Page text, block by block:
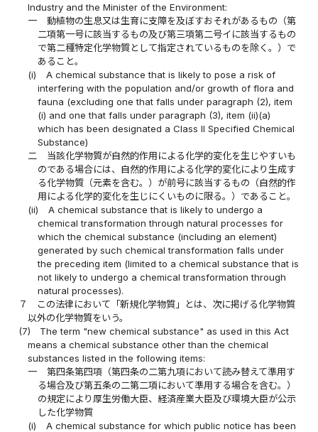
Industry and the Minister of the Environment:
一
動植物の生息又は生育に支障を及ぼすおそれがあるもの（第
二項第一号に該当するもの及び第三項第二号イに該当するもの
で第二種特定化学物質として指定されているものを除く。）で
あること。
(i)
A chemical substance that is likely to pose a risk of
interfering with the population and/or growth of flora and
fauna (excluding one that falls under paragraph (2), item
(i) and one that falls under paragraph (3), item (ii)(a)
which has been designated a Class II Specified Chemical
Substance)
二
当該化学物質が自然的作用による化学的変化を生じやすいも
のである場合には、自然的作用による化学的変化により生成す
る化学物質（元素を含む。）が前号に該当するもの（自然的作
用による化学的変化を生じにくいものに限る。）であること。
(ii)
A chemical substance that is likely to undergo a
chemical transformation through natural processes for
which the chemical substance (including an element)
generated by such chemical transformation falls under
the preceding item (limited to a chemical substance that is
not likely to undergo a chemical transformation through
natural processes).
７
この法律において「新規化学物質」とは、次に掲げる化学物質
以外の化学物質をいう。
(7)
The term "new chemical substance" as used in this Act
means a chemical substance other than the chemical
substances listed in the following items:
一
第四条第四項（第四条の二第九項において読み替えて準用す
る場合及び第五条の二第二項において準用する場合を含む。）
の規定により厚生労働大臣、経済産業大臣及び環境大臣が公示
した化学物質
(i)
A chemical substance for which public notice has been